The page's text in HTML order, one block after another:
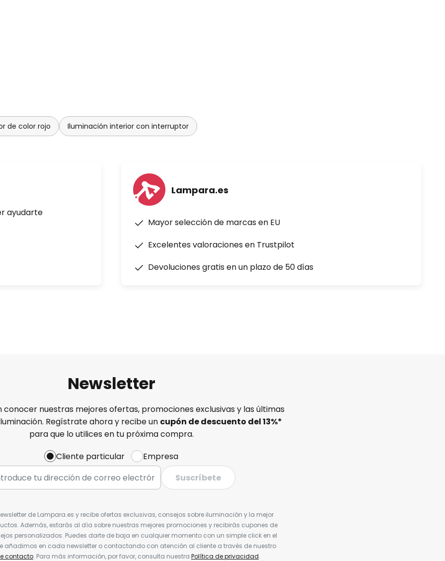
de color rojo Iluminación interior con interruptor
ayudarte
Lampara.es
Mayor selección de marcas en EU
Excelentes valoraciones en Trustpilot
Devoluciones gratis en un plazo de 50 días
Newsletter
conocer nuestras mejores ofertas, promociones exclusivas y las últimas
Regístrate ahora y recibe un cupón de descuento del13%*
para que lo utilices en tu próxima compra.
Cliente particular
Empresa
Suscríbete
de Lampara.es y recibe ofertas exclusivas, consejos sobre iluminación y la mejor
Además, estarás al día sobre nuestras mejores promociones y recibirás cupones de
personalizados. Puedes darte de baja en cualquier momento con un simple click en el
añadimos en cada newsletter o contactando con atención al cliente a través de nuestro
contacto. Para más información, por favor, consulta nuestra Política de privacidad.